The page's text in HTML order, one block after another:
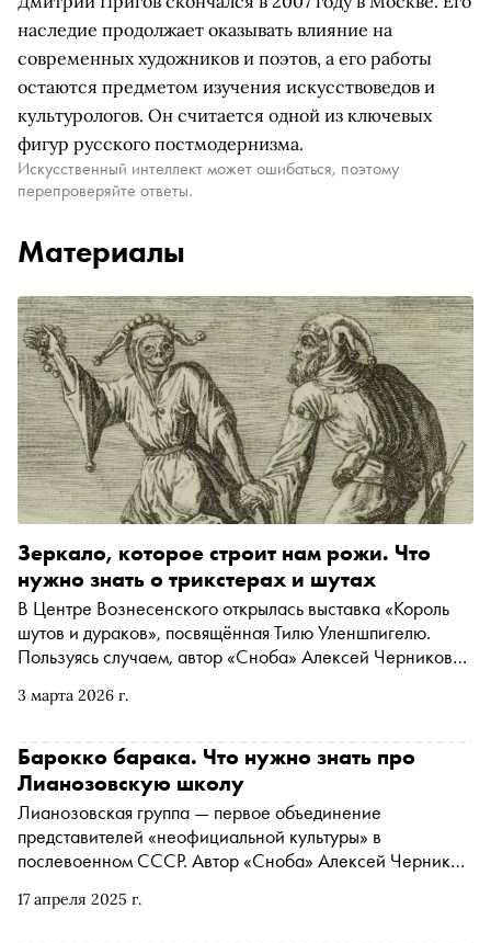
наследие продолжает оказывать влияние на
современных художников и поэтов, а его работы
остаются предметом изучения искусствоведов и
культурологов. Он считается одной из ключевых
фигур русского постмодернизма.
Искусственный интеллект может ошибаться, поэтому
перепроверяйте ответы.
Материалы
3 марта 2026 г.
Зеркало, которое строит нам рожи. Что
нужно знать о трикстерах и шутах
В Центре Вознесенского открылась выставка «Король
шутов и дураков», посвящённая Тилю Уленшпигелю.
Пользуясь случаем, автор «Сноба» Алексей Черников
том, что значит принять идентичность трикстера, чем они
справляться со страхом смерти, почему Жириновский —
плохой трикстер, чем занимается трикстер во времена,
требующие героизма, и что происходит с трикстерами в
постмодерне, когда и без них всё вывернуто наизнанку
17 апреля 2025 г.
Барокко барака. Что нужно знать про
Лианозовскую школу
Лианозовская группа — первое объединение
представителей «неофициальной культуры» в
послевоенном СССР. Автор «Сноба» Алексей Черников
оттепель» в Центре Вознесенского, побеседовали о том,